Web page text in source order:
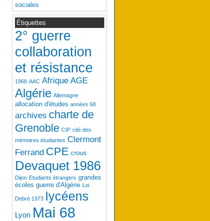
sociales
Étiquettes
2° guerre
collaboration
et résistance
1968 AAC Afrique AGE
Algérie Allemagne
allocation d'études années 68
archives charte de
Grenoble CIP cité des
mémoires étudiantes Clermont
Ferrand CPE crous
Devaquet 1986
Dijon Etudiants étrangers grandes
écoles guerre d'Algérie Loi
Debré 1973 lycéens
Lyon Mai 68